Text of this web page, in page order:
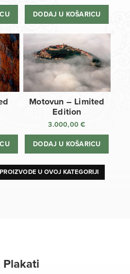
DODAJ U KOŠARICU
Motovun – Limited
Edition
3.000,00€
DODAJ U KOŠARICU
U OVOJ KATEGORIJI
Plakati